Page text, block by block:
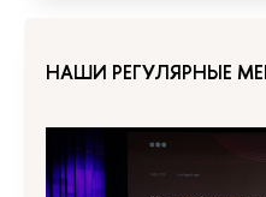
НАШИ РЕГУЛЯРНЫЕ